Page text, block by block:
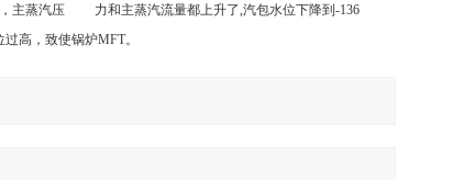
，主蒸汽压 力和主蒸汽流量都上升了,汽包水位下降到-136
位过高，致使锅炉MFT。